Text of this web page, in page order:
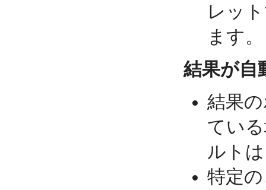
レッ
ます。
結果が自
結果
てい
ルトは
特定